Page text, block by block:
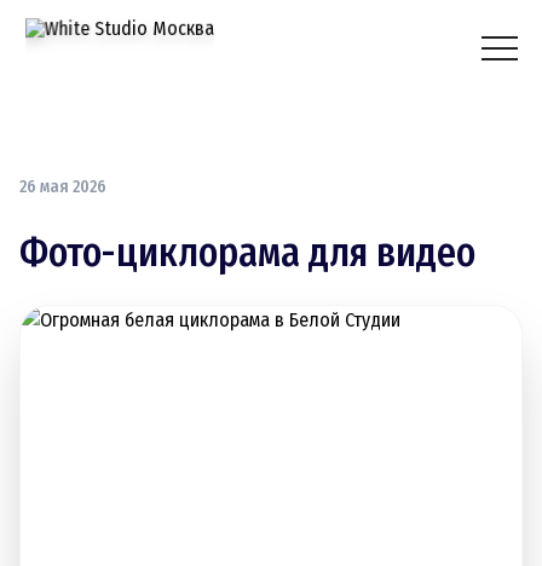
26 мая 2026
Фото-циклорама для видео